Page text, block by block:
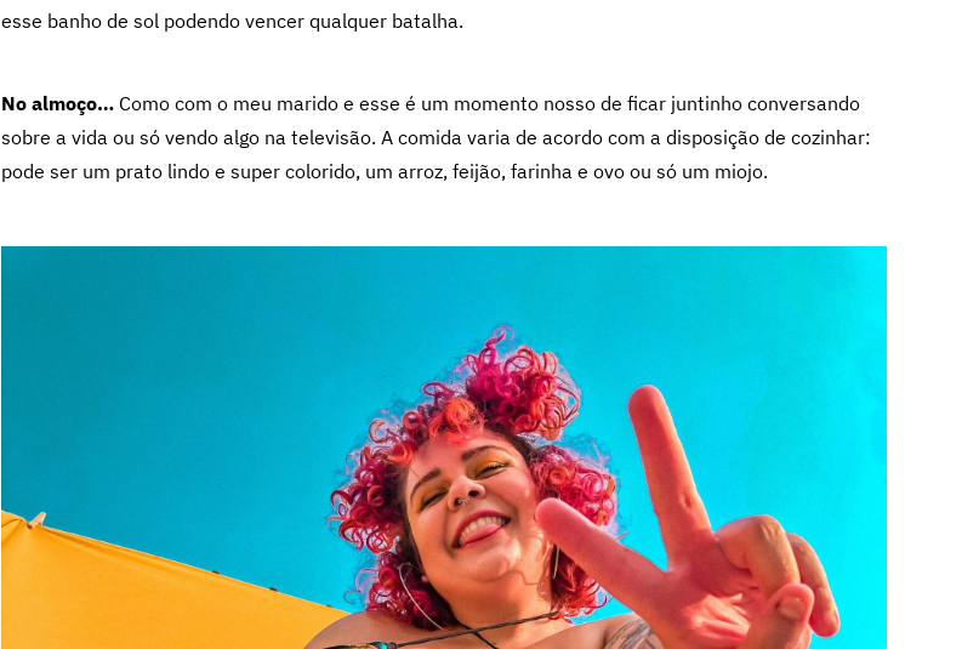
esse banho de sol podendo vencer qualquer batalha.
No almoço… Como com o meu marido e esse é um momento nosso de ficar juntinho conversando
sobre a vida ou só vendo algo na televisão. A comida varia de acordo com a disposição de cozinhar:
pode ser um prato lindo e super colorido, um arroz, feijão, farinha e ovo ou só um miojo.